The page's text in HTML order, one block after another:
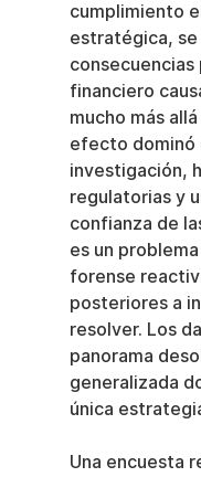
cumplimiento
estratégica,
consecuencias
financiero
mucho más
efecto dominó
investigación,
regulatorias y
confianza de
es un
forense
posteriores a
resolver. Los
panorama
generalizada
única
Una encuesta